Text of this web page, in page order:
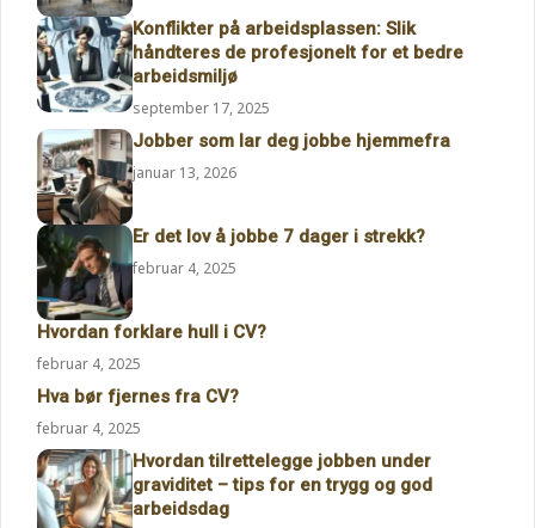
Konflikter på arbeidsplassen: Slik
håndteres de profesjonelt for et bedre
arbeidsmiljø
september 17, 2025
Jobber som lar deg jobbe hjemmefra
januar 13, 2026
Er det lov å jobbe 7 dager i strekk?
februar 4, 2025
Hvordan forklare hull i CV?
februar 4, 2025
Hva bør fjernes fra CV?
februar 4, 2025
Hvordan tilrettelegge jobben under
graviditet – tips for en trygg og god
arbeidsdag